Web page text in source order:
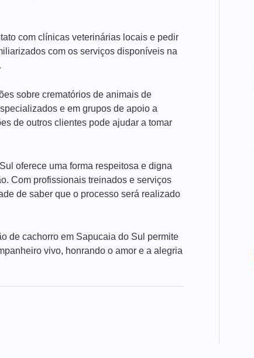
com clínicas veterinárias locais e pedir
com os serviços disponíveis na
sobre crematórios de animais de
e em grupos de apoio a
de outros clientes pode ajudar a tomar
oferece uma forma respeitosa e digna
Com profissionais treinados e serviços
de saber que o processo será realizado
de cachorro em Sapucaia do Sul permite
vivo, honrando o amor e a alegria